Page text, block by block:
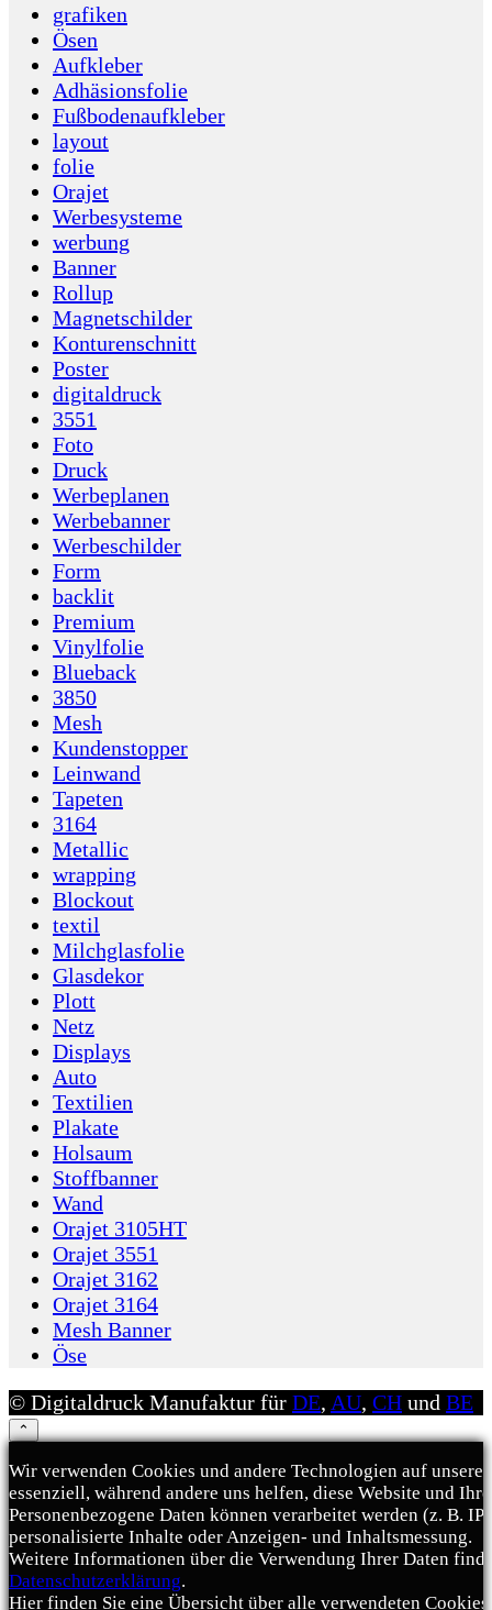
grafiken
Ösen
Aufkleber
Adhäsionsfolie
Fußbodenaufkleber
layout
folie
Orajet
Werbesysteme
werbung
Banner
Rollup
Magnetschilder
Konturenschnitt
Poster
digitaldruck
3551
Foto
Druck
Werbeplanen
Werbebanner
Werbeschilder
Form
backlit
Premium
Vinylfolie
Blueback
3850
Mesh
Kundenstopper
Leinwand
Tapeten
3164
Metallic
wrapping
Blockout
textil
Milchglasfolie
Glasdekor
Plott
Netz
Displays
Auto
Textilien
Plakate
Holsaum
Stoffbanner
Wand
Orajet 3105HT
Orajet 3551
Orajet 3162
Orajet 3164
Mesh Banner
Öse
© Digitaldruck Manufaktur für DE, AU, CH und BE
⌃
Wir verwenden Cookies und andere Technologien auf
essenziell, während andere uns helfen, diese Website und
Personenbezogene Daten können verarbeitet werden (z. B.
personalisierte Inhalte oder Anzeigen- und Inhaltsmessung.
Weitere Informationen über die Verwendung Ihrer Daten
Datenschutzerklärung.
Hier finden Sie eine Übersicht über alle verwendeten Cookies.